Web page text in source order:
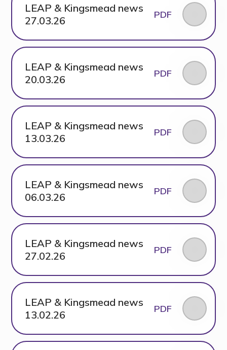
LEAP & Kingsmead news
27.03.26
PDF
LEAP & Kingsmead news
20.03.26
PDF
LEAP & Kingsmead news
13.03.26
PDF
LEAP & Kingsmead news
06.03.26
PDF
LEAP & Kingsmead news
27.02.26
PDF
LEAP & Kingsmead news
13.02.26
PDF